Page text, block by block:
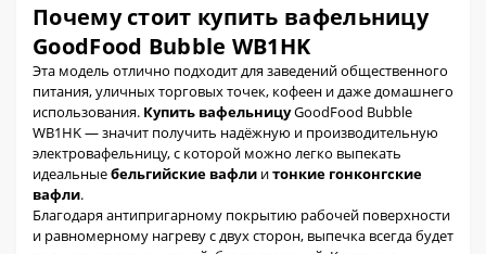
Почему стоит купить вафельницу
GoodFood Bubble WB1HK
Эта модель отлично подходит для заведений общественного
питания, уличных торговых точек, кофеен и даже домашнего
использования. Купить вафельницуGoodFood Bubble
WB1HK — значит получить надёжную и производительную
электровафельницу, с которой можно легко выпекать
идеальныебельгийские вафли итонкие гонконгские
вафли.
Благодаря антипригарному покрытию рабочей поверхности
и равномерному нагреву с двух сторон, выпечка всегда будет